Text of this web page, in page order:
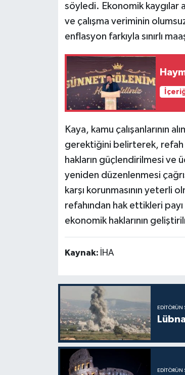
söyledi. Ekonomik kaygılar
ve çalışma veriminin
enflasyon farkıyla sınırlı
Kaya, kamu çalışanlarının
gerektiğini belirterek, refah
hakların güçlendirilmesi ve
yeniden düzenlenmesi
karşı korunmasının yeterli
refahından hak ettikleri
ekonomik haklarının
Kaynak: İHA
EDITÖRÜN
EDITÖRÜN